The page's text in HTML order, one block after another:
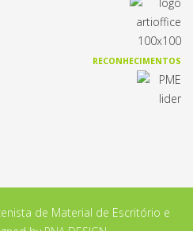
RECONHECIMENTOS
de Material de Escritório e